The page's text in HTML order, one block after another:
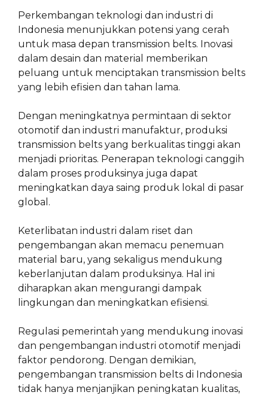
Perkembangan teknologi dan industri di
Indonesia menunjukkan potensi yang cerah
untuk masa depan transmission belts. Inovasi
dalam desain dan material memberikan
peluang untuk menciptakan transmission belts
yang lebih efisien dan tahan lama.
Dengan meningkatnya permintaan di sektor
otomotif dan industri manufaktur, produksi
transmission belts yang berkualitas tinggi akan
menjadi prioritas. Penerapan teknologi canggih
dalam proses produksinya juga dapat
meningkatkan daya saing produk lokal di pasar
global.
Keterlibatan industri dalam riset dan
pengembangan akan memacu penemuan
material baru, yang sekaligus mendukung
keberlanjutan dalam produksinya. Hal ini
diharapkan akan mengurangi dampak
lingkungan dan meningkatkan efisiensi.
Regulasi pemerintah yang mendukung inovasi
dan pengembangan industri otomotif menjadi
faktor pendorong. Dengan demikian,
pengembangan transmission belts di Indonesia
tidak hanya menjanjikan peningkatan kualitas,